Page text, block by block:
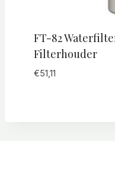
FT-82
Filterhouder
€51,11